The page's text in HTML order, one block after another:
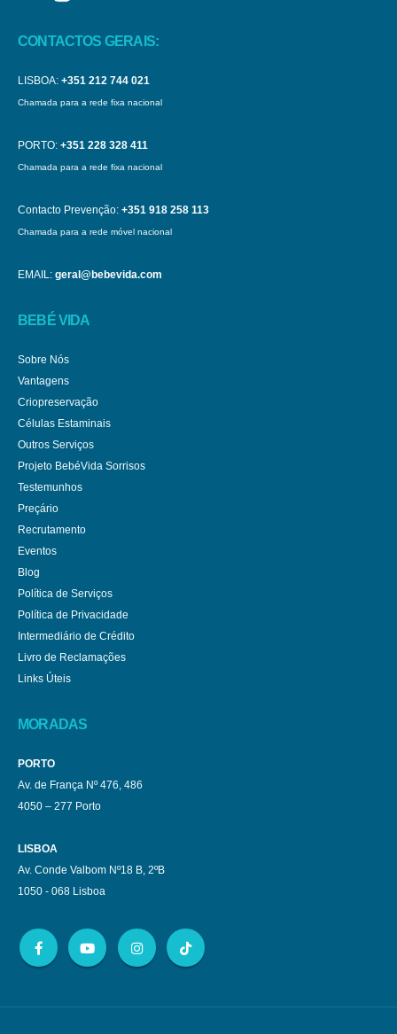
CONTACTOS GERAIS:
LISBOA: +351 212 744 021
Chamada para a rede fixa nacional
PORTO: +351 228 328 411
Chamada para a rede fixa nacional
Contacto Prevenção: +351 918 258 113
Chamada para a rede móvel nacional
EMAIL: geral@bebevida.com
BEBÉ VIDA
Sobre Nós
Vantagens
Criopreservação
Células Estaminais
Outros Serviços
Projeto BebéVida Sorrisos
Testemunhos
Preçário
Recrutamento
Eventos
Blog
Política de Serviços
Política de Privacidade
Intermediário de Crédito
Livro de Reclamações
Links Úteis
MORADAS
PORTO
Av. de França Nº 476, 486
4050 – 277 Porto
LISBOA
Av. Conde Valbom Nº18 B, 2ºB
1050 - 068 Lisboa